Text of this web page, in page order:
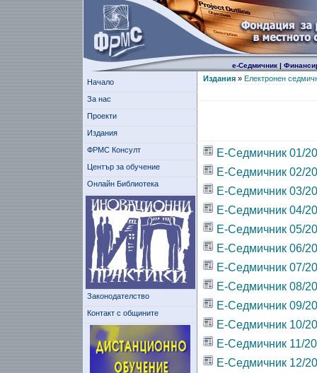
е-Седмичник|
Начало
За нас
Проекти
Издания
ФРМС Консулт
Център за обучение
Онлайн Библиотека
Законодателство
Контакт с общините
Издания» Електронен
Е-Седмичник 01/
Е-Седмичник 02/
Е-Седмичник 03/
Е-Седмичник 04/
Е-Седмичник 05/
Е-Седмичник 06/
Е-Седмичник 07/
Е-Седмичник 08/
Е-Седмичник 09/
Е-Седмичник 10/
Е-Седмичник 11/
Е-Седмичник 12/